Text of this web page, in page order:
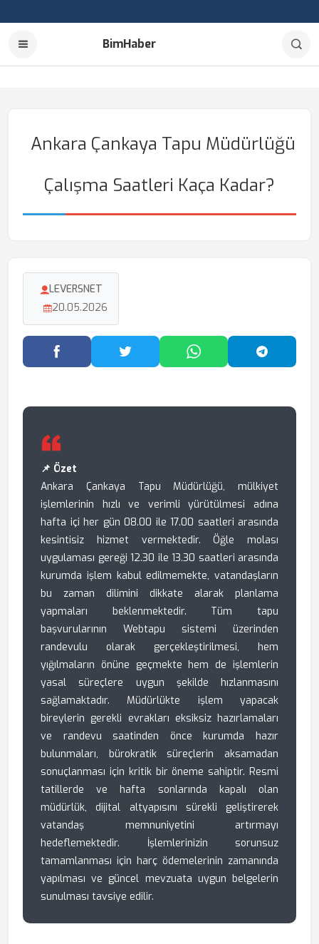
BimHaber
Ankara Çankaya Tapu Müdürlüğü
Çalışma Saatleri Kaça Kadar?
LEVERSNET
20.05.2026
Facebook'ta PaylaşTwitter'da PaylaşWhatsApp'ta Paylaş
📌 Özet
Ankara Çankaya Tapu Müdürlüğü, mülkiyet
işlemlerinin hızlı ve verimli yürütülmesi adına
hafta içi her gün 08.00 ile 17.00 saatleri arasında
kesintisiz hizmet vermektedir. Öğle molası
uygulaması gereği 12.30 ile 13.30 saatleri arasında
kurumda işlem kabul edilmemekte, vatandaşların
bu zaman dilimini dikkate alarak planlama
yapmaları beklenmektedir. Tüm tapu
başvurularının Webtapu sistemi üzerinden
randevulu olarak gerçekleştirilmesi, hem
yığılmaların önüne geçmekte hem de işlemlerin
yasal süreçlere uygun şekilde hızlanmasını
sağlamaktadır. Müdürlükte işlem yapacak
bireylerin gerekli evrakları eksiksiz hazırlamaları
ve randevu saatinden önce kurumda hazır
bulunmaları, bürokratik süreçlerin aksamadan
sonuçlanması için kritik bir öneme sahiptir. Resmi
tatillerde ve hafta sonlarında kapalı olan
müdürlük, dijital altyapısını sürekli geliştirerek
vatandaş memnuniyetini artırmayı
hedeflemektedir. İşlemlerinizin sorunsuz
tamamlanması için harç ödemelerinin zamanında
yapılması ve güncel mevzuata uygun belgelerin
sunulması tavsiye edilir.